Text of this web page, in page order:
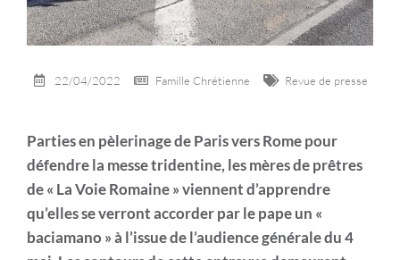
22/04/2022 Famille Chrétienne Revue de presse
Parties en pèlerinage de Paris vers Rome pour
défendre la messe tridentine, les mères de prêtres
de « La Voie Romaine » viennent d’apprendre
qu’elles se verront accorder par le pape un «
baciamano » à l’issue de l’audience générale du 4